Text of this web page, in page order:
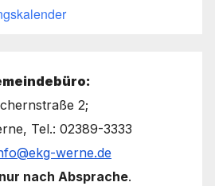
2;
Tel.: 02389-3333
werne.de
nach Absprache.